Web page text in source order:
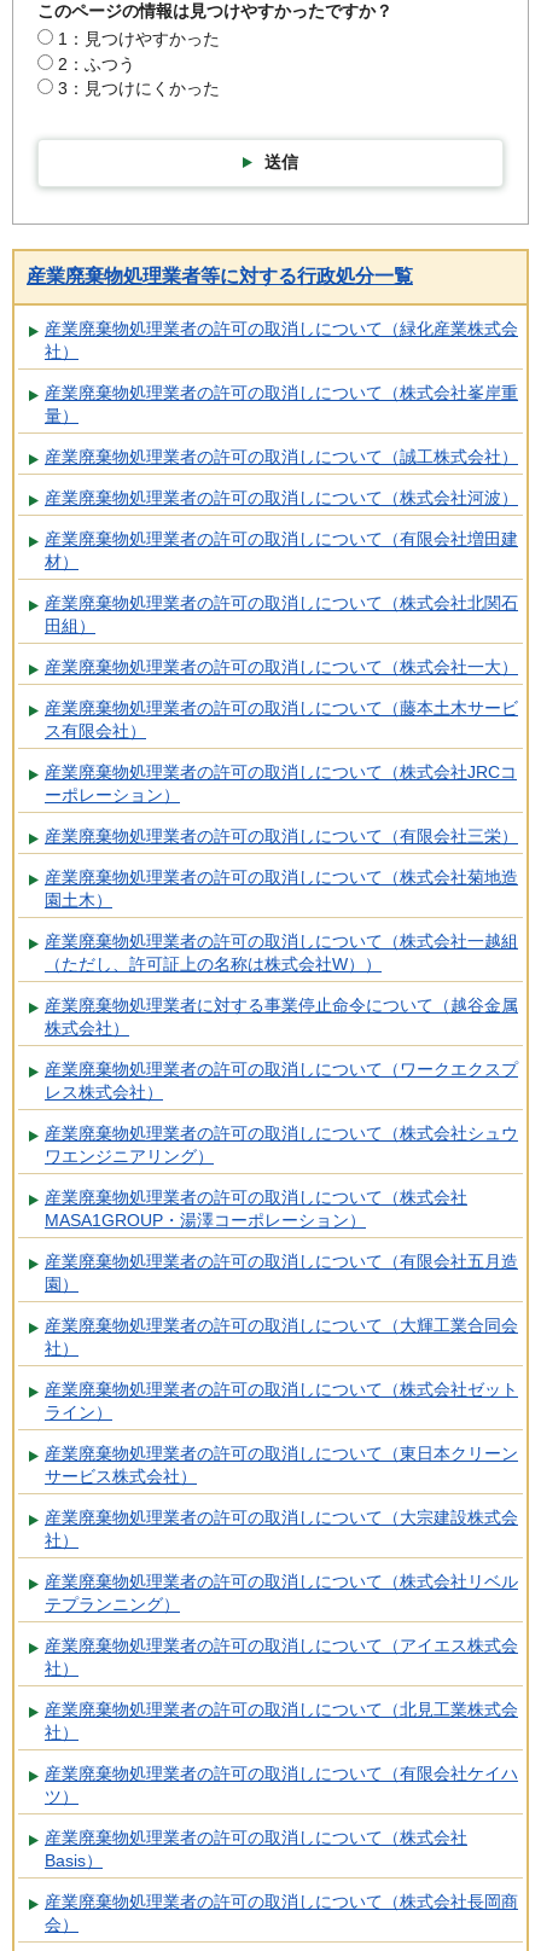
このページの情報は見つけやすかったですか？
1：見つけやすかった
2：ふつう
3：見つけにくかった
送信
産業廃棄物処理業者等に対する行政処分一覧
産業廃棄物処理業者の許可の取消しについて（緑化産業株式会
社）
産業廃棄物処理業者の許可の取消しについて（株式会社峯岸重
量）
産業廃棄物処理業者の許可の取消しについて（誠工株式会社）
産業廃棄物処理業者の許可の取消しについて（株式会社河波）
産業廃棄物処理業者の許可の取消しについて（有限会社増田建
材）
産業廃棄物処理業者の許可の取消しについて（株式会社北関石
田組）
産業廃棄物処理業者の許可の取消しについて（株式会社一大）
産業廃棄物処理業者の許可の取消しについて（藤本土木サービ
ス有限会社）
産業廃棄物処理業者の許可の取消しについて（株式会社JRCコ
ーポレーション）
産業廃棄物処理業者の許可の取消しについて（有限会社三栄）
産業廃棄物処理業者の許可の取消しについて（株式会社菊地造
園土木）
産業廃棄物処理業者の許可の取消しについて（株式会社一越組
（ただし、許可証上の名称は株式会社W））
産業廃棄物処理業者に対する事業停止命令について（越谷金属
株式会社）
産業廃棄物処理業者の許可の取消しについて（ワークエクスプ
レス株式会社）
産業廃棄物処理業者の許可の取消しについて（株式会社シュウ
ワエンジニアリング）
産業廃棄物処理業者の許可の取消しについて（株式会社
MASA1GROUP・湯澤コーポレーション）
産業廃棄物処理業者の許可の取消しについて（有限会社五月造
園）
産業廃棄物処理業者の許可の取消しについて（大輝工業合同会
社）
産業廃棄物処理業者の許可の取消しについて（株式会社ゼット
ライン）
産業廃棄物処理業者の許可の取消しについて（東日本クリーン
サービス株式会社）
産業廃棄物処理業者の許可の取消しについて（大宗建設株式会
社）
産業廃棄物処理業者の許可の取消しについて（株式会社リベル
テプランニング）
産業廃棄物処理業者の許可の取消しについて（アイエス株式会
社）
産業廃棄物処理業者の許可の取消しについて（北見工業株式会
社）
産業廃棄物処理業者の許可の取消しについて（有限会社ケイハ
ツ）
産業廃棄物処理業者の許可の取消しについて（株式会社
Basis）
産業廃棄物処理業者の許可の取消しについて（株式会社長岡商
会）